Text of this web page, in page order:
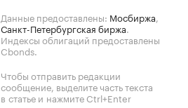
Данные предоставлены: Мосбиржа,
Санкт-Петербургская биржа.
Индексы облигаций предоставлены
Cbonds.
Чтобы отправить редакции
сообщение, выделите часть текста
в статье и нажмите Ctrl+Enter